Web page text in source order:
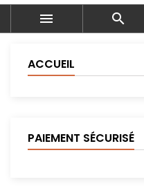
 
ACCUEIL
PAIEMENT SÉCURISÉ